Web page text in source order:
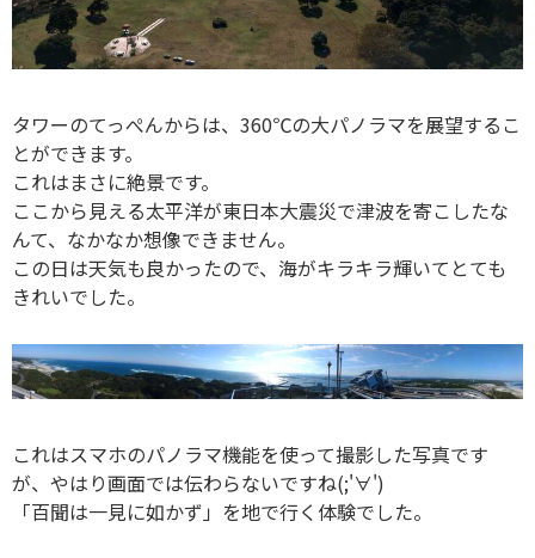
タワーのてっぺんからは、360℃の大パノラマを展望するこ
とができます。
これはまさに絶景です。
ここから見える太平洋が東日本大震災で津波を寄こしたな
んて、なかなか想像できません。
この日は天気も良かったので、海がキラキラ輝いてとても
きれいでした。
これはスマホのパノラマ機能を使って撮影した写真です
が、やはり画面では伝わらないですね(;'∀')
「百聞は一見に如かず」を地で行く体験でした。